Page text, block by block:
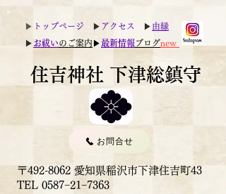
▶︎ トップページ ▶︎ アクセス ▶︎ 由縁
▶︎ お祓いのご案内 ▶︎最新情報ブログnew
住吉神社 下津総鎮守
〒492-8062 愛知県稲沢市下津住吉町43
TEL 0587−21−7363
お問合せ